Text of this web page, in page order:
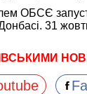
ОБСЄ
31